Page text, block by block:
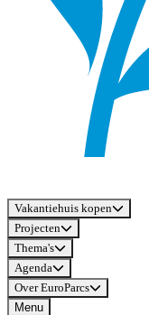
Vakantiehuis kopen
Projecten
Thema's
Agenda
Over EuroParcs
Menu